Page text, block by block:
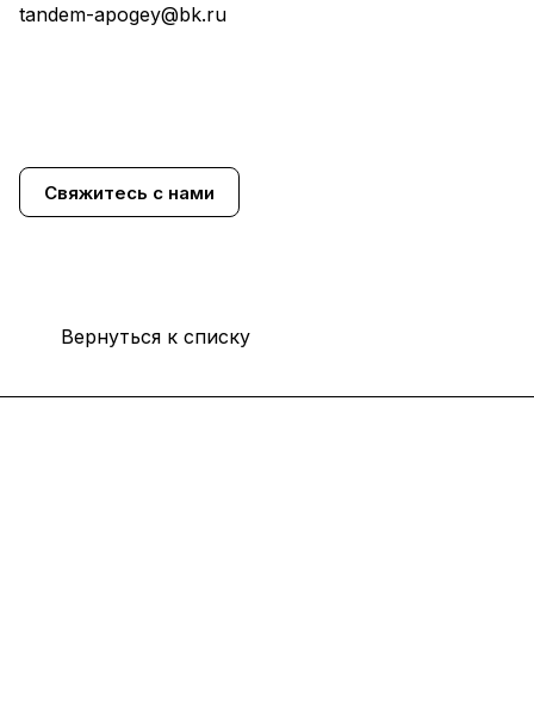
tandem-apogey@bk.ru
Свяжитесь с нами
Вернуться к списку